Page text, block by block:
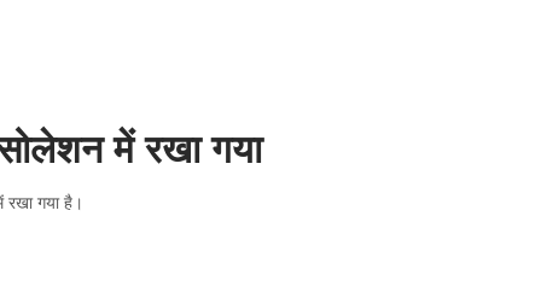
में रखा गया
गया है।